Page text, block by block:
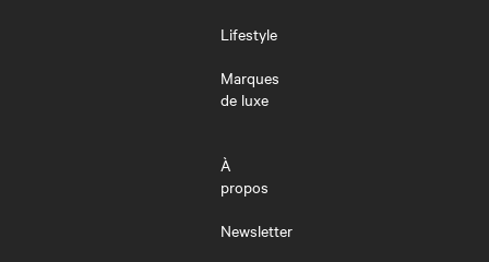
Lifestyle
Marques
de luxe
À
propos
Newsletter